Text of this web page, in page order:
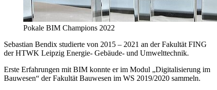
Pokale BIM Champions 2022
Sebastian Bendix studierte von 2015 – 2021 an der Fakultät FING
der HTWK Leipzig Energie- Gebäude- und Umwelttechnik.
Erste Erfahrungen mit BIM konnte er im Modul „Digitalisierung im
Bauwesen“ der Fakultät Bauwesen im WS 2019/2020 sammeln.